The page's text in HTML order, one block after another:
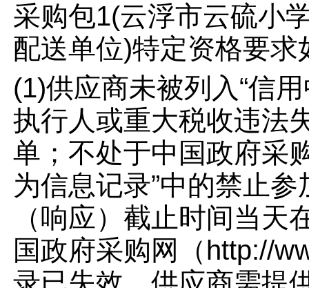
采购包1(云浮市云硫小
配送单位)特定资格要求
(1)供应商未被列入“信
执行人或重大税收违法
单；不处于中国政府采
为信息记录”中的禁止
（响应）截止时间当天
国政府采购网（http://